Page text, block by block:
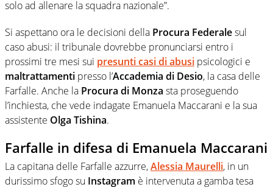
solo ad allenare la squadra nazionale”.
Si aspettano ora le decisioni della Procura Federalesul
caso abusi: il tribunale dovrebbe pronunciarsi entro i
prossimi tre mesi sui presunti casi di abusi psicologici e
maltrattamenti presso l’Accademia di Desio, la casa delle
Farfalle. Anche la Procura di Monza sta proseguendo
l’inchiesta, che vede indagate Emanuela Maccarani e la sua
assistente Olga Tishina.
Farfalle in difesa di Emanuela Maccarani
La capitana delle Farfalle azzurre,Alessia Maurelli, in un
durissimo sfogo su Instagram è intervenuta a gamba tesa